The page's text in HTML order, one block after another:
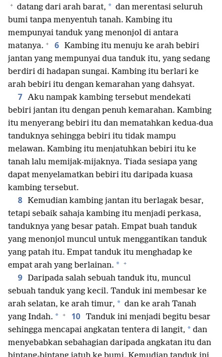
+ datang dari arah barat, * dan merentasi seluruh
bumi tanpa menyentuh tanah. Kambing itu
mempunyai tanduk yang menonjol di antara
matanya. + 6 Kambing itu menuju ke arah bebiri
jantan yang mempunyai dua tanduk itu, yang sedang
berdiri di hadapan sungai. Kambing itu berlari ke
arah bebiri itu dengan kemarahan yang dahsyat.
7 Aku nampak kambing tersebut mendekati
bebiri jantan itu dengan penuh kemarahan. Kambing
itu menyerang bebiri itu dan mematahkan kedua-dua
tanduknya sehingga bebiri itu tidak mampu
melawan. Kambing itu menjatuhkan bebiri itu ke
tanah lalu memijak-mijaknya. Tiada sesiapa yang
dapat menyelamatkan bebiri itu daripada kuasa
kambing tersebut.
8 Kemudian kambing jantan itu berlagak besar,
tetapi sebaik sahaja kambing itu menjadi perkasa,
tanduknya yang besar patah. Empat buah tanduk
yang menonjol muncul untuk menggantikan tanduk
yang patah itu. Empat tanduk itu menghadap ke
empat arah yang berlainan. * +
9 Daripada salah sebuah tanduk itu, muncul
sebuah tanduk yang kecil. Tanduk ini membesar ke
arah selatan, ke arah timur, * dan ke arah Tanah
yang Indah. * + 10 Tanduk ini menjadi begitu besar
sehingga mencapai angkatan tentera di langit, * dan
menyebabkan sebahagian daripada angkatan itu dan